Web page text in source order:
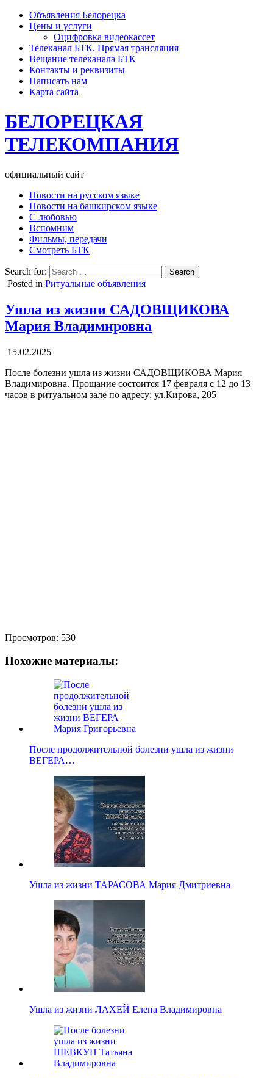
Объявления Белорецка
Цены и услуги
Оцифровка видеокассет
Телеканал БТК. Прямая трансляция
Вещание телеканала БТК
Контакты и реквизиты
Написать нам
Карта сайта
БЕЛОРЕЦКАЯ
ТЕЛЕКОМПАНИЯ
официальный сайт
Новости на русском языке
Новости на башкирском языке
С любовью
Вспомним
Фильмы, передачи
Смотреть БТК
Search for:
Posted in Ритуальные объявления
Ушла из жизни САДОВЩИКОВА
Мария Владимировна
15.02.2025
После болезни ушла из жизни САДОВЩИКОВА Мария
Владимировна. Прощание состоится 17 февраля с 12 до 13
часов в ритуальном зале по адресу: ул.Кирова, 205
Просмотров: 530
Похожие материалы:
После продолжительной болезни ушла из жизни
ВЕГЕРА…
Ушла из жизни ТАРАСОВА Мария Дмитриевна
Ушла из жизни ЛАХЕЙ Елена Владимировна